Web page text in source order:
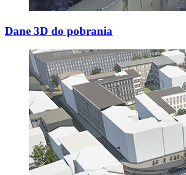
Dane 3D do pobrania